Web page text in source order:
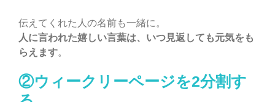
伝えてくれた人の名前も一緒に。
人に言われた嬉しい言葉は、いつ見返しても元気をも
らえます。
②ウィークリーページを2分割す